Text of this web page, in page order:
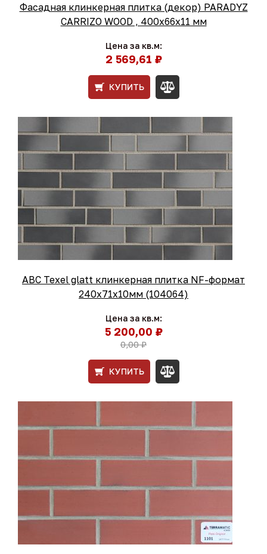
Фасадная клинкерная плитка (декор) PARADYZ
CARRIZO WOOD , 400х66х11 мм
Цена за кв.м:
2 569,61 ₽
КУПИТЬ
ABC Texel glatt клинкерная плитка NF-формат
240x71x10мм (104064)
Цена за кв.м:
5 200,00 ₽
0,00 ₽
КУПИТЬ